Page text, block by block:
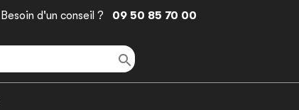
Besoin d'un conseil ? 09 50 85 70 00
